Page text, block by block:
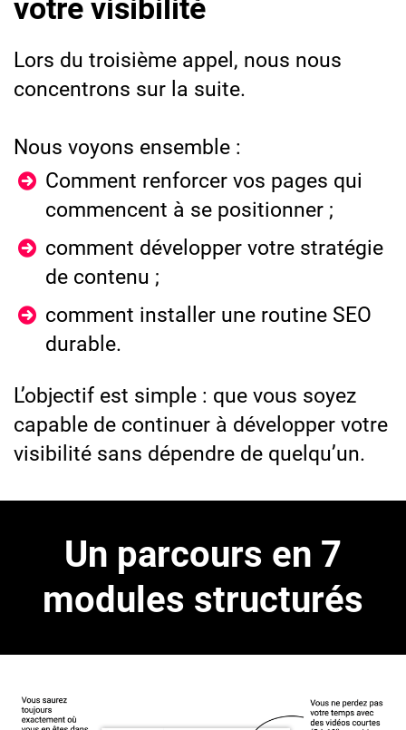
votre visibilité
Lors du troisième appel, nous nous
concentrons sur la suite.
Nous voyons ensemble :
Comment renforcer vos pages qui
commencent à se positionner ;
comment développer votre stratégie
de contenu ;
comment installer une routine SEO
durable.
L’objectif est simple : que vous soyez
capable de continuer à développer votre
visibilité sans dépendre de quelqu’un.
Un parcours en 7
modules structurés